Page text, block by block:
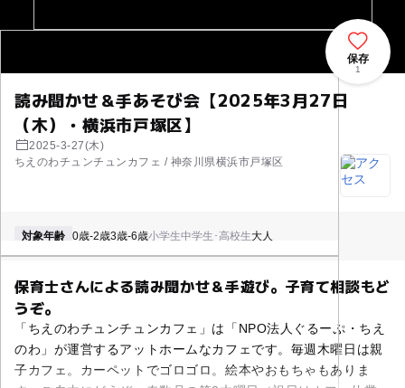
読み聞かせ＆手あそび会【2025年3月27日
（木）・横浜市戸塚区】
2025-3-27(木)
ちえのわチュンチュンカフェ / 神奈川県横浜市戸塚区
保存
1
対象年齢 0歳-2歳3歳-6歳小学生中学生･高校生大人
保育士さんによる読み聞かせ＆手遊び。子育て相談もど
うぞ。
「ちえのわチュンチュンカフェ」は「NPO法人ぐるーぷ・ちえ
のわ」が運営するアットホームなカフェです。毎週木曜日は親
子カフェ。カーペットでゴロゴロ。絵本やおもちゃもありま